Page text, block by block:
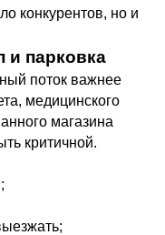
конкурентов, но и
и парковка
поток важнее
медицинского
магазина
критичной.